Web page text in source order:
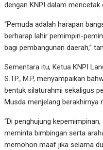
dengan KNPI dalam
“Pemuda adalah harapan
berharap lahir pemimpin-
bagi pembangunan daerah,”
Sementara itu, Ketua KNPI
S.TP., M.P, menyampaikan
bentuk silaturahmi sekaligus
Musda menjelang berakhirnya
“Di penghujung
meminta bimbingan serta
memohon maaf jika selama